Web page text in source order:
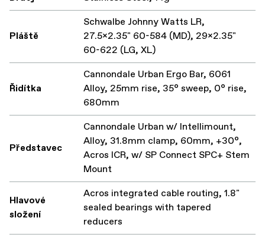
Pláště
Schwalbe Johnny Watts LR,
27.5x2.35" 60-584 (MD), 29x2.35"
60-622 (LG, XL)
Řidítka
Cannondale Urban Ergo Bar, 6061
Alloy, 25mm rise, 35° sweep, 0° rise,
680mm
Představec
Cannondale Urban w/ Intellimount,
Alloy, 31.8mm clamp, 60mm, +30°,
Acros ICR, w/ SP Connect SPC+ Stem
Mount
Hlavové
složení
Acros integrated cable routing, 1.8"
sealed bearings with tapered
reducers